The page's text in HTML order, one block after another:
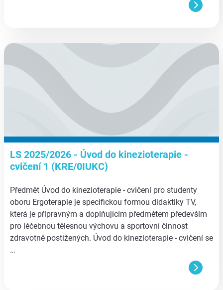
aa
LS 2025/2026 - Úvod do kinezioterapie -
cvičení 1 (KRE/0IUKC)
Předmět Úvod do kinezioterapie - cvičení pro studenty
oboru Ergoterapie je specifickou formou didaktiky TV,
která je přípravným a doplňujícím předmětem především
pro léčebnou tělesnou výchovu a sportovní činnost
zdravotně postižených. Úvod do kinezioterapie - cvičení se
…